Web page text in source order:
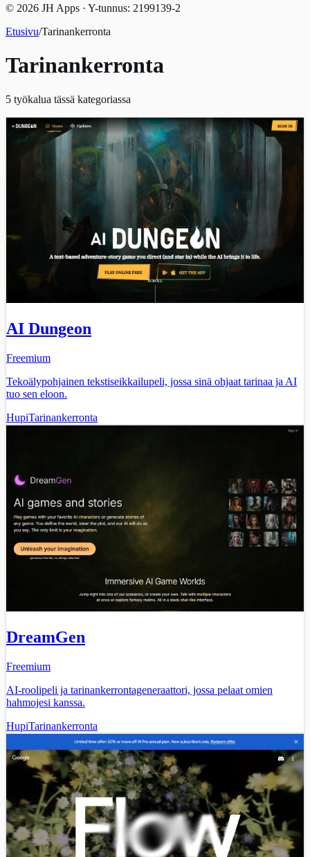
© 2026 JH Apps · Y-tunnus: 2199139-2
Etusivu/Tarinankerronta
Tarinankerronta
5 työkalua tässä kategoriassa
AI Dungeon
Freemium
Tekoälypohjainen tekstiseikkailupeli, jossa sinä ohjaat tarinaa ja AI
tuo sen eloon.
HupiTarinankerronta
DreamGen
Freemium
AI-roolipeli ja tarinankerrontageneraattori, jossa pelaat omien
hahmojesi kanssa.
HupiTarinankerronta